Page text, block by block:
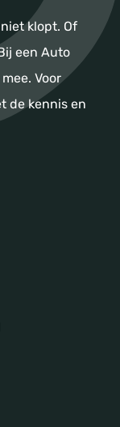
klopt. Of
een Auto
Voor
de kennis en